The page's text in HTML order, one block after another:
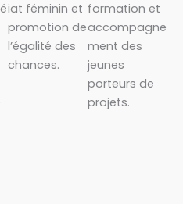
iat féminin et
promotion de
l’égalité des
chances.
formation et
accompagne
ment des
jeunes
porteurs de
projets.